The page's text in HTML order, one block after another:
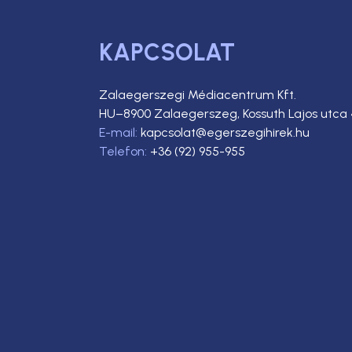
KAPCSOLAT
Zalaegerszegi Médiacentrum Kft.
HU–8900 Zalaegerszeg, Kossuth Lajos utca
E-mail: kapcsolat@egerszegihirek.hu
Telefon: +36 (92) 955-955